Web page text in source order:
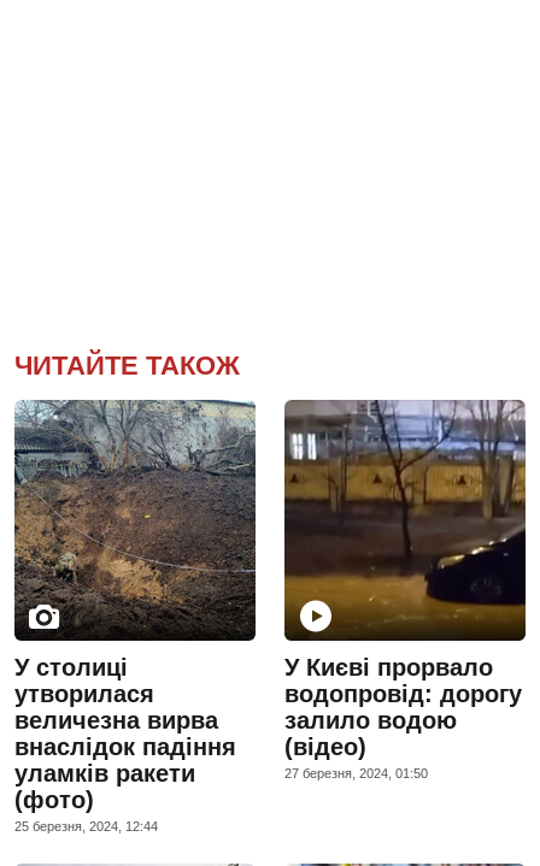
ЧИТАЙТЕ ТАКОЖ
У столиці
утворилася
величезна вирва
внаслідок падіння
уламків ракети
(фото)
25 березня, 2024, 12:44
У Києві прорвало
водопровід: дорогу
залило водою
(відео)
27 березня, 2024, 01:50